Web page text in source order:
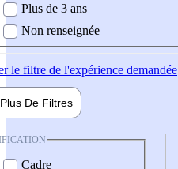
Plus de 3 ans
Non renseignée
le filtre de l'expérience demandée
Plus De Filtres
Cadre